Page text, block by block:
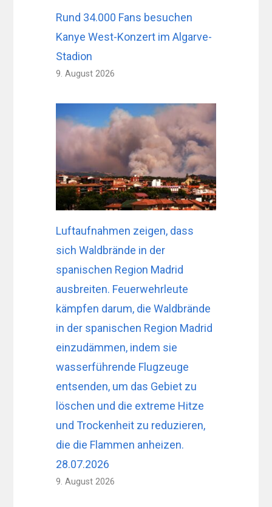
Rund 34.000 Fans besuchen
Kanye West-Konzert im Algarve-
Stadion
9. August 2026
Luftaufnahmen zeigen, dass
sich Waldbrände in der
spanischen Region Madrid
ausbreiten. Feuerwehrleute
kämpfen darum, die Waldbrände
in der spanischen Region Madrid
einzudämmen, indem sie
wasserführende Flugzeuge
entsenden, um das Gebiet zu
löschen und die extreme Hitze
und Trockenheit zu reduzieren,
die die Flammen anheizen.
28.07.2026
9. August 2026